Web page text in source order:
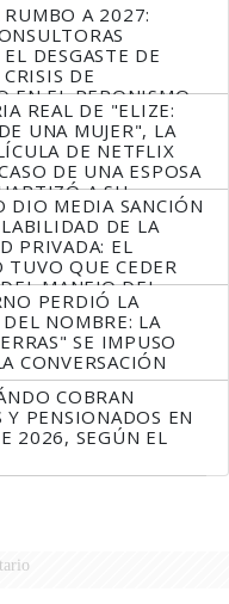
RUMBO A 2027:
DESGASTE DE
DE
EN EL PERONISMO
REAL DE "ELIZE:
UNA MUJER", LA
DE NETFLIX
DE UNA ESPOSA
A SU
DIO MEDIA SANCIÓN
DE LA
PRIVADA: EL
TUVO QUE CEDER
MANEJO DEL
PERDIÓ LA
DEL NOMBRE: LA
SE IMPUSO
CONVERSACIÓN
COBRAN
Y PENSIONADOS EN
2026, SEGÚN EL